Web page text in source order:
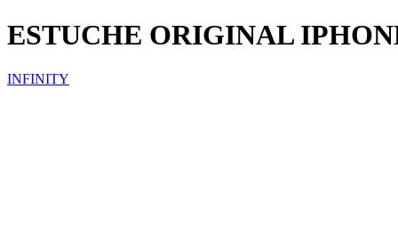
ESTUCHE ORIGINAL
INFINITY